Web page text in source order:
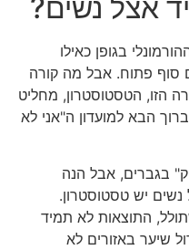
אצל נשים?
בגופן כאילו
פתוח. אבל מה קורה
הזו, הטסטוסטרון, מחליט
הבא למועדון ה"אני לא
בגברים, אבל הנה
יש טסטוסטרון.
התוצאות לא תמיד
שיער באזורים לא